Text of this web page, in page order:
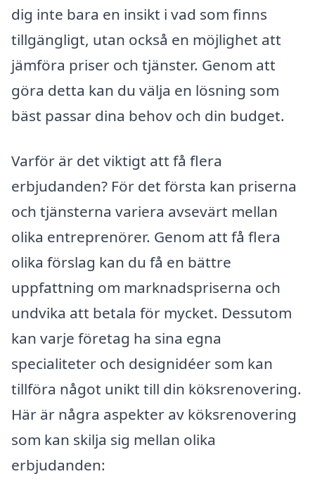
dig inte bara en insikt i vad som finns
tillgängligt, utan också en möjlighet att
jämföra priser och tjänster. Genom att
göra detta kan du välja en lösning som
bäst passar dina behov och din budget.
Varför är det viktigt att få flera
erbjudanden? För det första kan priserna
och tjänsterna variera avsevärt mellan
olika entreprenörer. Genom att få flera
olika förslag kan du få en bättre
uppfattning om marknadspriserna och
undvika att betala för mycket. Dessutom
kan varje företag ha sina egna
specialiteter och designidéer som kan
tillföra något unikt till din köksrenovering.
Här är några aspekter av köksrenovering
som kan skilja sig mellan olika
erbjudanden: